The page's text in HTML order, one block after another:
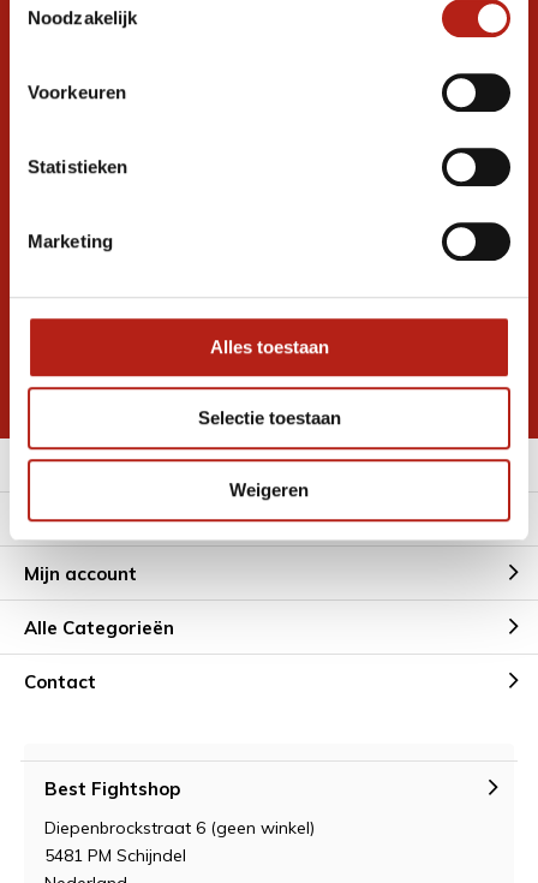
Noodzakelijk
Voorkeuren
Statistieken
Marketing
Alles toestaan
Selectie toestaan
Weigeren
Stel je vraag in de chat, en we helpen je
graag verder. 24/7
Volg ons
promoties
* Lees hier de wettelijke beperkingen
Meer informatie
Klantenservice
Mijn account
Alle Categorieën
Contact
Best Fightshop
Diepenbrockstraat 6 (geen winkel)
5481 PM Schijndel